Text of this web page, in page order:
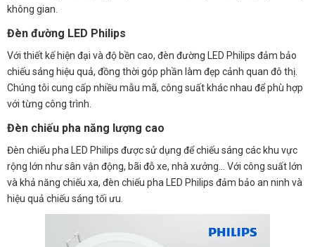
không gian.
Đèn đường LED Philips
Với thiết kế hiện đại và độ bền cao, đèn đường LED Philips đảm bảo
chiếu sáng hiệu quả, đồng thời góp phần làm đẹp cảnh quan đô thị.
Chúng tôi cung cấp nhiều mẫu mã, công suất khác nhau để phù hợp
với từng công trình.
Đèn chiếu pha năng lượng cao
Đèn chiếu pha LED Philips được sử dụng để chiếu sáng các khu vực
rộng lớn như sân vận động, bãi đỗ xe, nhà xưởng… Với công suất lớn
và khả năng chiếu xa, đèn chiếu pha LED Philips đảm bảo an ninh và
hiệu quả chiếu sáng tối ưu.